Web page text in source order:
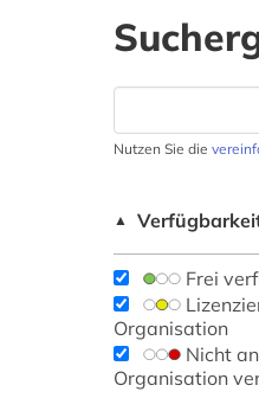
Nutzen Sie die
▲
Frei
Organisation
Nicht
Organisation